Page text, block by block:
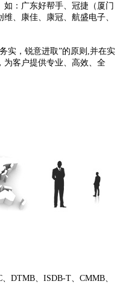
：广东好帮手、冠捷（厦门
、康佳、康冠、航盛电子、
实，锐意进取”的原则,并在实
为客户提供专业、高效、全
DTMB、ISDB-T、CMMB、